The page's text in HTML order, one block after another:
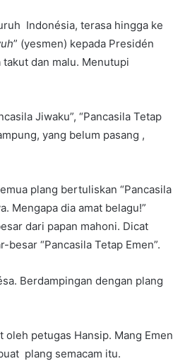
Indonésia, terasa hingga ke
” (yesmen) kepada Presidén
dan malu. Menutupi
Jiwaku”, “Pancasila Tetap
yang belum pasang ,
plang bertuliskan “Pancasila
Mengapa dia amat belagu!”
dari papan mahoni. Dicat
“Pancasila Tetap Emen”.
Berdampingan dengan plang
oleh petugas Hansip. Mang Emen
plang semacam itu.